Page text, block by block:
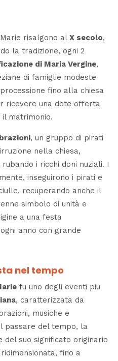
risalgono al X secolo,
la tradizione, ogni 2
di Maria Vergine,
di famiglie modeste
fino alla chiesa
ricevere una dote offerta
matrimonio.
, un gruppo di pirati
nella chiesa,
i ricchi doni nuziali. I
inseguirono i pirati e
recuperando anche il
simbolo di unità e
a una festa
anno con grande
nel tempo
fu uno degli eventi più
, caratterizzata da
musiche e
passare del tempo, la
suo significato originario
fino a